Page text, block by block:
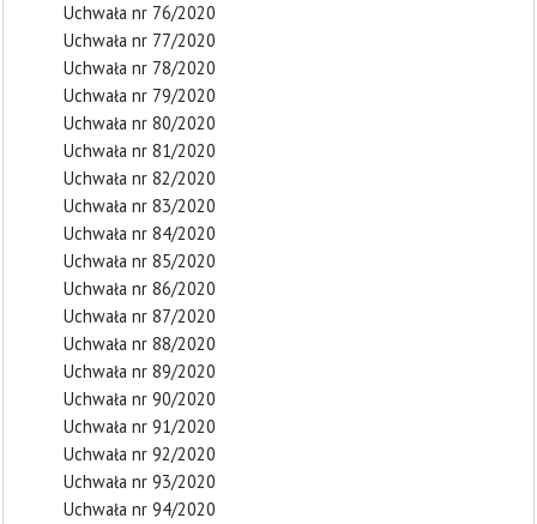
Uchwała nr 76/2020
Uchwała nr 77/2020
Uchwała nr 78/2020
Uchwała nr 79/2020
Uchwała nr 80/2020
Uchwała nr 81/2020
Uchwała nr 82/2020
Uchwała nr 83/2020
Uchwała nr 84/2020
Uchwała nr 85/2020
Uchwała nr 86/2020
Uchwała nr 87/2020
Uchwała nr 88/2020
Uchwała nr 89/2020
Uchwała nr 90/2020
Uchwała nr 91/2020
Uchwała nr 92/2020
Uchwała nr 93/2020
Uchwała nr 94/2020